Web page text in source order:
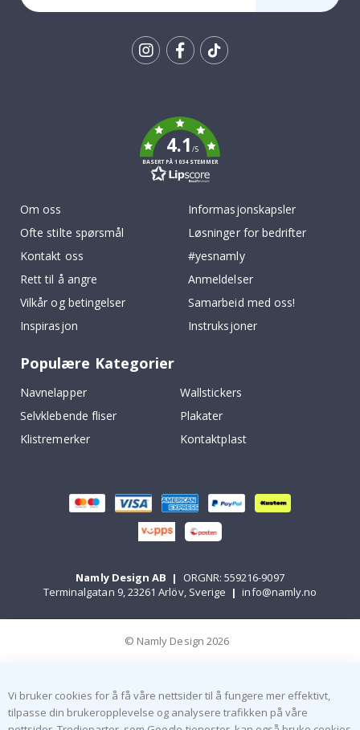
4.1/5
BASERT PÅ 1034 STEMMER
Om oss
Ofte stilte spørsmål
Kontakt oss
Rett til å angre
Vilkår og betingelser
Inspirasjon
Informasjonskapsler
Løsninger for bedrifter
#yesnamly
Anmeldelser
Samarbeid med oss!
Instruksjoner
Populære Kategorier
Navnelapper
Wallstickers
Selvklebende fliser
Plakater
Klistremerker
Kontaktplast
Namly Design AB |
ORGNR: 559216-9097
Terminalgatan 9, 23261 Arlöv, Sverige | info@namly.no
© Namly Design 2026
Vi bruker cookies for å få våre nettsider til å fungere mer effektivt,
tilpasse din brukeropplevelse og analysere trafikken på våre